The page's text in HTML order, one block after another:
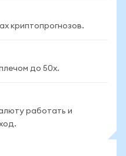
криптопрогнозов.
до 50x.
работать и